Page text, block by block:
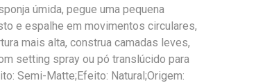
úmida, pegue uma pequena
e espalhe em movimentos circulares,
mais alta, construa camadas leves,
setting spray ou pó translúcido para
Semi-Matte;Efeito: Natural;Origem: